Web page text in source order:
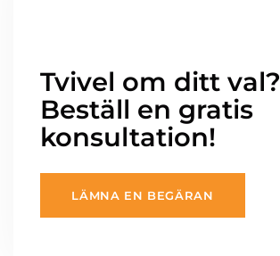
Tvivel om ditt val?
Beställ en gratis
konsultation!
LÄMNA EN BEGÄRAN